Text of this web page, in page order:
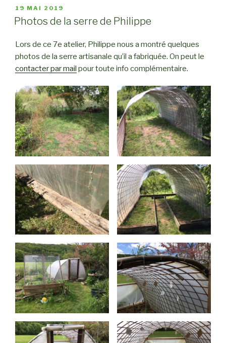
PUBLIÉ
LE
19 MAI 2019
Photos de la serre de Philippe
Lors de ce 7e atelier, Philippe nous a montré quelques
photos de la serre artisanale qu’il a fabriquée. On peut le
contacter par mail pour toute info complémentaire.